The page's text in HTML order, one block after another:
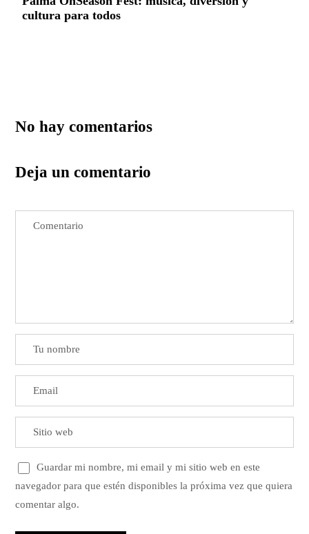
cultura para todos
No hay comentarios
Deja un comentario
Guardar mi nombre, mi email y mi sitio web en este
navegador para que estén disponibles la próxima vez que quiera
comentar algo.